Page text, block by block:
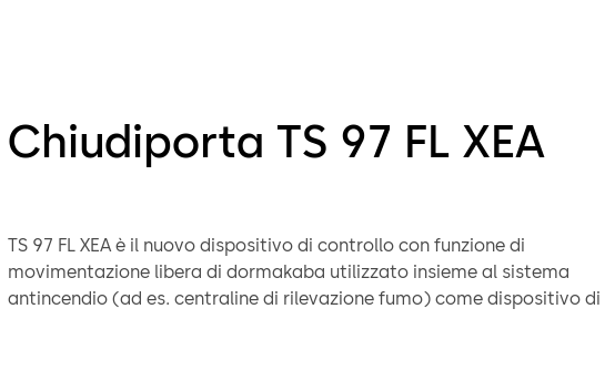
Chiudiporta TS 97 FL XEA
TS 97 FL XEA è il nuovo dispositivo di controllo con funzione di
movimentazione libera di dormakaba utilizzato insieme al sistema
antincendio (ad es. centraline di rilevazione fumo) come dispositivo di